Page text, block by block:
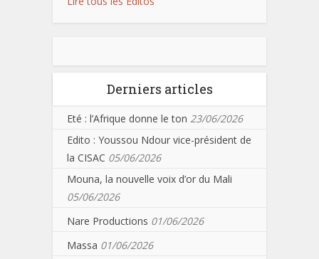
Derniers articles
Eté : l’Afrique donne le ton 23/06/2026
Edito : Youssou Ndour vice-président de
la CISAC 05/06/2026
Mouna, la nouvelle voix d’or du Mali
05/06/2026
Nare Productions 01/06/2026
Massa 01/06/2026